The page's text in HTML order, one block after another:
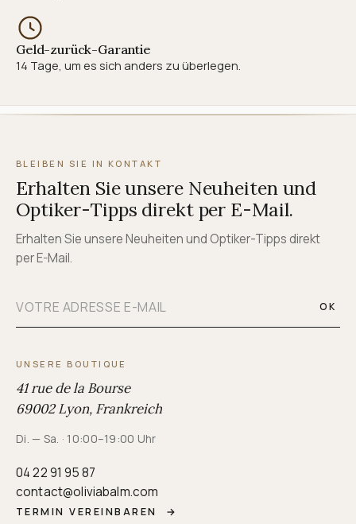
Geld-zurück-Garantie
14 Tage, um es sich anders zu überlegen.
BLEIBEN SIE IN KONTAKT
Erhalten Sie unsere Neuheiten und
Optiker-Tipps direkt per E-Mail.
Erhalten Sie unsere Neuheiten und Optiker-Tipps direkt
per E-Mail.
OK
UNSERE BOUTIQUE
41 rue de la Bourse
69002 Lyon, Frankreich
Di. — Sa. · 10:00–19:00 Uhr
04 22 91 95 87
contact@oliviabalm.com
TERMIN VEREINBAREN →